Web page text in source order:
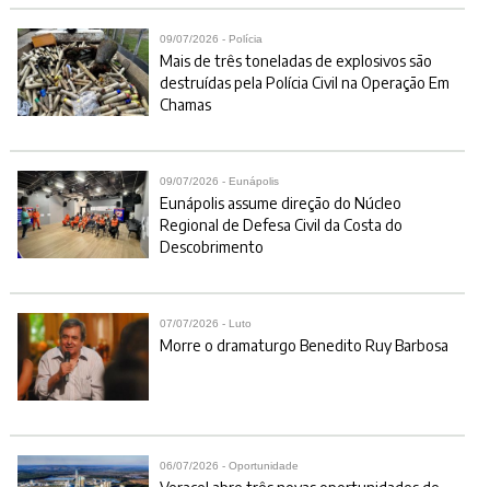
09/07/2026 - Polícia
Mais de três toneladas de explosivos são
destruídas pela Polícia Civil na Operação Em
Chamas
09/07/2026 - Eunápolis
Eunápolis assume direção do Núcleo
Regional de Defesa Civil da Costa do
Descobrimento
07/07/2026 - Luto
Morre o dramaturgo Benedito Ruy Barbosa
06/07/2026 - Oportunidade